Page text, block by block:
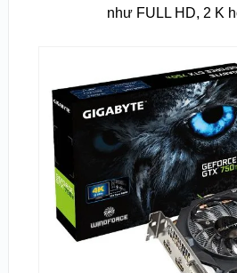
như FULL HD, 2 K